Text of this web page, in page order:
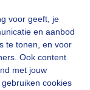
voor geeft, je
en aanbod
te tonen, en voor
Ook content
met jouw
cookies